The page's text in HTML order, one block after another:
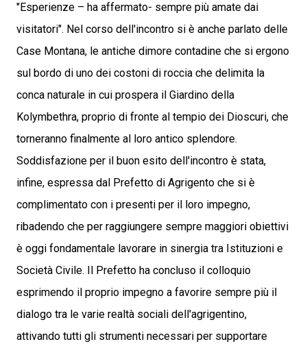
"Esperienze – ha affermato- sempre più amate dai
visitatori". Nel corso dell'incontro si è anche parlato delle
Case Montana, le antiche dimore contadine che si ergono
sul bordo di uno dei costoni di roccia che delimita la
conca naturale in cui prospera il Giardino della
Kolymbethra, proprio di fronte al tempio dei Dioscuri, che
torneranno finalmente al loro antico splendore.
Soddisfazione per il buon esito dell'incontro è stata,
infine, espressa dal Prefetto di Agrigento che si è
complimentato con i presenti per il loro impegno,
ribadendo che per raggiungere sempre maggiori obiettivi
è oggi fondamentale lavorare in sinergia tra Istituzioni e
Società Civile. Il Prefetto ha concluso il colloquio
esprimendo il proprio impegno a favorire sempre più il
dialogo tra le varie realtà sociali dell'agrigentino,
attivando tutti gli strumenti necessari per supportare